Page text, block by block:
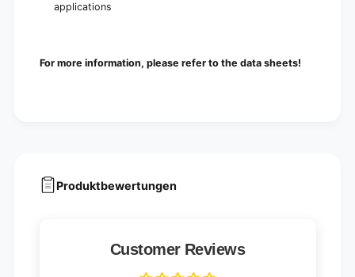
applications
For more information, please refer to the data sheets!
Produktbewertungen
Customer Reviews